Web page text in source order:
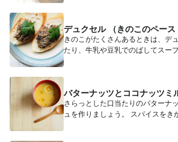
デュクセル （きのこのペース
きのこがたくさんあるときは、デ
たり、牛乳や豆乳でのばしてスー
にして...
バターナッツとココナッツミ
さらっとした口当たりのバターナ
ュを作りましょう。 スパイスをき